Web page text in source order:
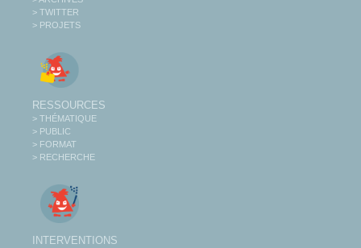
> TWITTER
> PROJETS
RESSOURCES
> THÉMATIQUE
> PUBLIC
> FORMAT
> RECHERCHE
INTERVENTIONS